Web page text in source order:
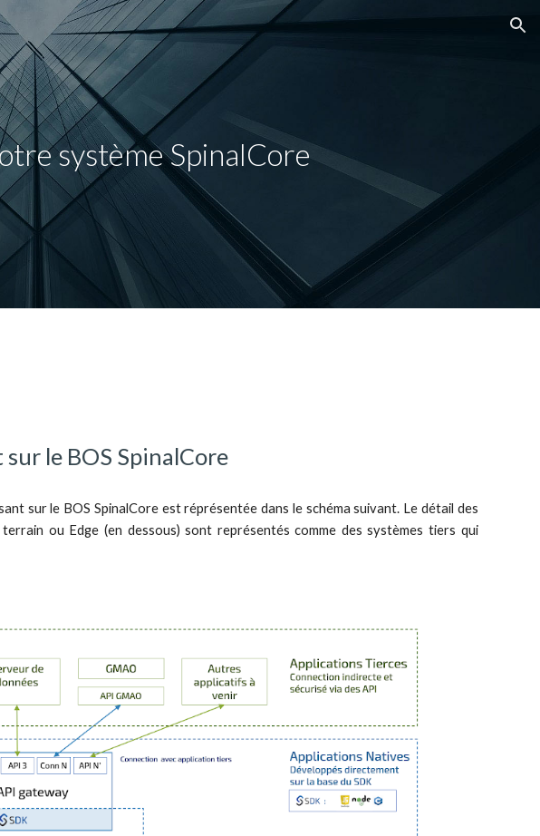
Skip to navigation
système SpinalCore
le BOS SpinalCore
sur le BOS SpinalCore est réprésentée dans le schéma suivant. Le détail des
ou Edge (en dessous) sont représentés comme des systèmes tiers qui